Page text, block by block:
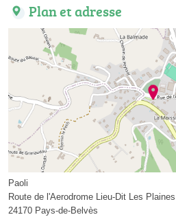
Plan et adresse
Paoli
Route de l'Aerodrome Lieu-Dit Les Plaines
24170 Pays-de-Belvès